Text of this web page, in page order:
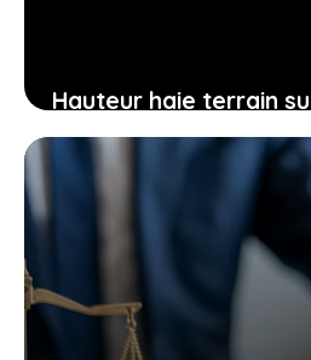
Hauteur haie terrain
et calculs à respecter